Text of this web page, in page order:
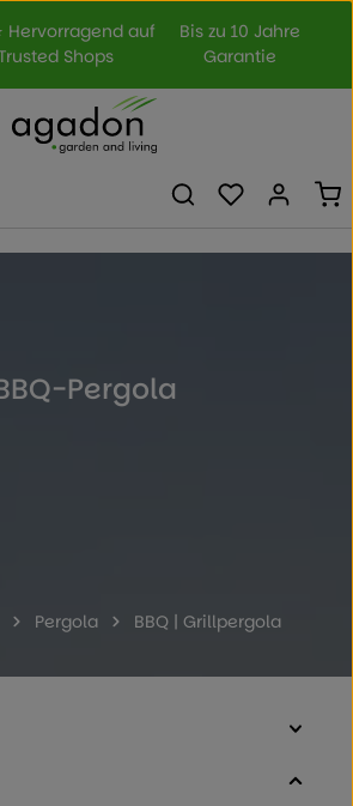
Hervorragend auf
Shops
Bis zu 10 Jahre
Garantie
Du hast 0
Pergola
Pergola BBQ | Grillpergola